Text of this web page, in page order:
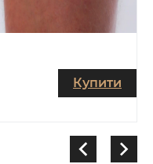
Купити